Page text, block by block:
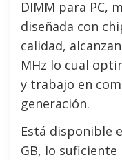
DIMM para PC,
diseñada con
calidad,
MHz lo cual
y trabajo en
generación.
Está disponible
GB, lo